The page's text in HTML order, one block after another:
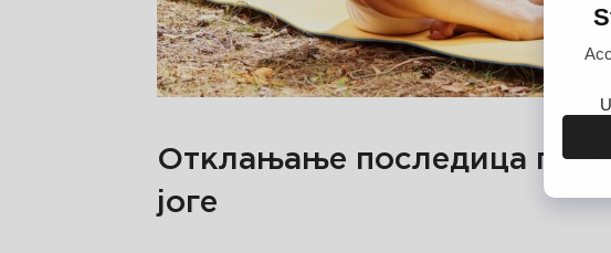
Отклањање последица
јоге